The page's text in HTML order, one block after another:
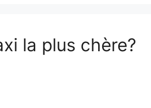
la plus chère?